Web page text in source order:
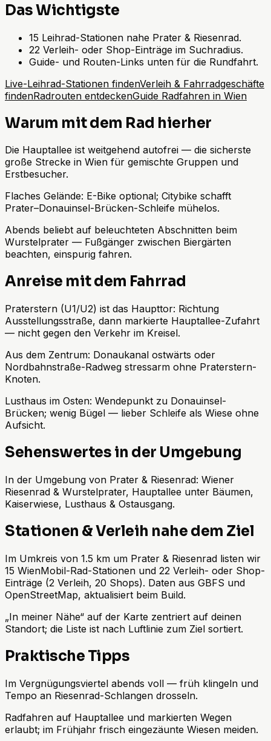
Das Wichtigste
15 Leihrad-Stationen nahe Prater & Riesenrad.
22 Verleih- oder Shop-Einträge im Suchradius.
Guide- und Routen-Links unten für die Rundfahrt.
Live-Leihrad-Stationen findenVerleih & Fahrradgeschäfte
findenRadrouten entdeckenGuide Radfahren in Wien
Warum mit dem Rad hierher
Die Hauptallee ist weitgehend autofrei — die sicherste
große Strecke in Wien für gemischte Gruppen und
Erstbesucher.
Flaches Gelände: E-Bike optional; Citybike schafft
Prater–Donauinsel-Brücken-Schleife mühelos.
Abends beliebt auf beleuchteten Abschnitten beim
Wurstelprater — Fußgänger zwischen Biergärten
beachten, einspurig fahren.
Anreise mit dem Fahrrad
Praterstern (U1/U2) ist das Haupttor: Richtung
Ausstellungsstraße, dann markierte Hauptallee-Zufahrt
— nicht gegen den Verkehr im Kreisel.
Aus dem Zentrum: Donaukanal ostwärts oder
Nordbahnstraße-Radweg stressarm ohne Praterstern-
Knoten.
Lusthaus im Osten: Wendepunkt zu Donauinsel-
Brücken; wenig Bügel — lieber Schleife als Wiese ohne
Aufsicht.
Sehenswertes in der Umgebung
In der Umgebung von Prater & Riesenrad: Wiener
Riesenrad & Wurstelprater, Hauptallee unter Bäumen,
Kaiserwiese, Lusthaus & Ostausgang.
Stationen & Verleih nahe dem Ziel
Im Umkreis von 1.5 km um Prater & Riesenrad listen wir
15 WienMobil-Rad-Stationen und 22 Verleih- oder Shop-
Einträge (2 Verleih, 20 Shops). Daten aus GBFS und
OpenStreetMap, aktualisiert beim Build.
„In meiner Nähe“ auf der Karte zentriert auf deinen
Standort; die Liste ist nach Luftlinie zum Ziel sortiert.
Praktische Tipps
Im Vergnügungsviertel abends voll — früh klingeln und
Tempo an Riesenrad-Schlangen drosseln.
Radfahren auf Hauptallee und markierten Wegen
erlaubt; im Frühjahr frisch eingezäunte Wiesen meiden.